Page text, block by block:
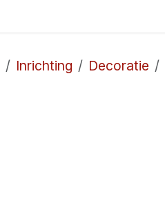
Inrichting Decoratie